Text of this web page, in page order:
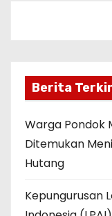
Berita
Warga Pondok
Ditemukan
Hutang
Kepungurusan